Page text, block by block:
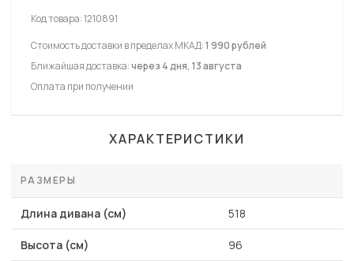
Код товара:1210891
Стоимость доставки в пределах МКАД:1 990 рублей
Ближайшая доставка:через 4 дня, 13 августа
Оплата при получении
ХАРАКТЕРИСТИКИ
РАЗМЕРЫ
Длина дивана (см) 518
Высота (см) 96